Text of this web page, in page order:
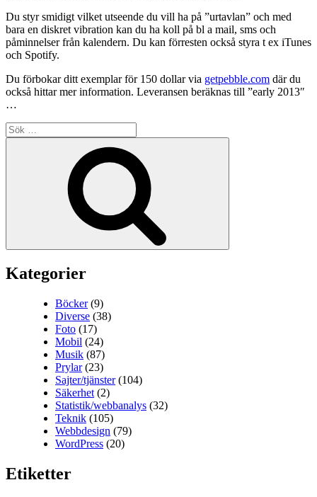
Du styr smidigt vilket utseende du vill ha på ”urtavlan” och med
bara en diskret vibration kan du ha koll på bl a mail, sms och
påminnelser från kalendern. Du kan förresten också styra t ex iTunes
och Spotify.
Du förbokar ditt exemplar för 150 dollar via getpebble.com där du
också hittar mer information. Leveransen beräknas till ”early 2013″
…
Sök
efter:
Kategorier
Böcker(9)
Diverse (38)
Foto (17)
Mobil (24)
Musik (87)
Prylar(23)
Sajter/tjänster(104)
Säkerhet (2)
Statistik/webbanalys (32)
Teknik (105)
Webbdesign (79)
WordPress (20)
Etiketter